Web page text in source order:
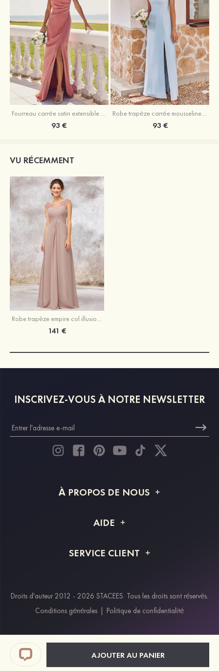
AJOUTER AU PANIER
93 € 93 €
VU RÉCEMMENT
Robe trapèze empire col illusion mousseline longueur ras du sol robe de demoiselle d'honneur
141 €
INSCRIVEZ-VOUS À NOTRE NEWSLETTER
À PROPOS DE NOUS
Livraison
AIDE
Retour et remboursement
SERVICE CLIENT
Modes de paiement
Klarna
Paypal
Réductions étudiants & travailleurs essentiels
Droits d'auteur 2012 - 2026 STACEES. Tous les droits sont réservés.
Conditions générales | Politique de confidentialité